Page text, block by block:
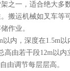
之一，适合绝大多
搬运机械如叉车
作业。
以内，深度在1.5m
高由若干段12m以内
由调节每层层高。